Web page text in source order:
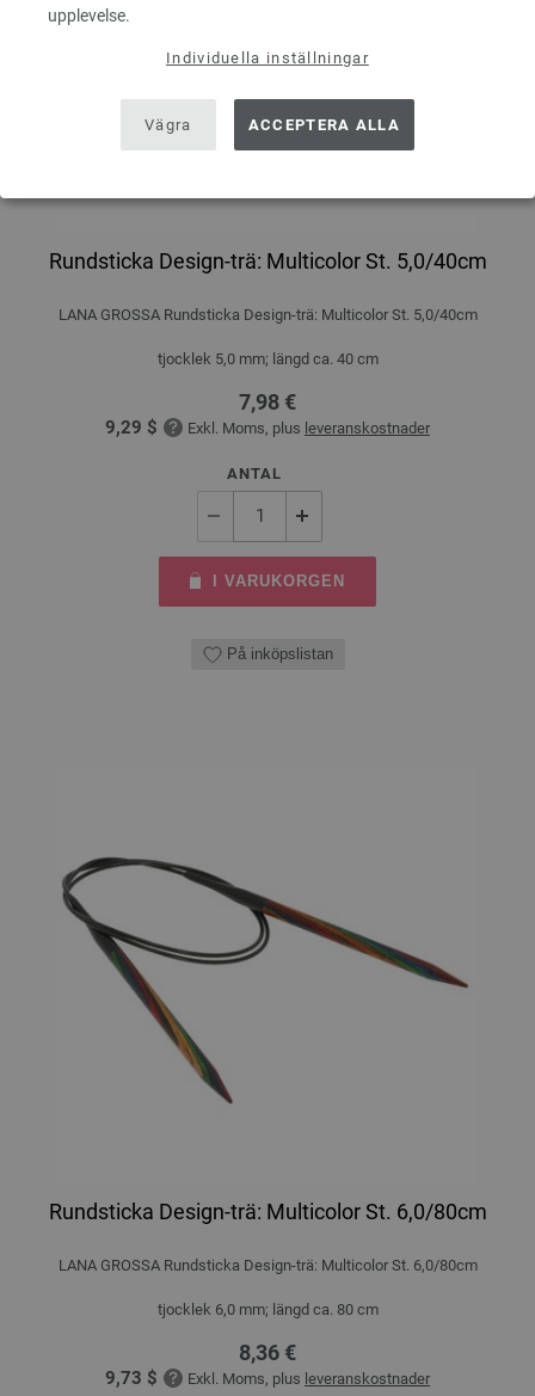
upplevelse.
Individuella inställningar
Vägra ACCEPTERA ALLA
Rundsticka Design-trä: Multicolor St. 5,0/40cm
LANA GROSSA Rundsticka Design-trä: Multicolor St. 5,0/40cm
tjocklek 5,0 mm; längd ca. 40 cm
7,98 €
9,29 $ Exkl. Moms, plus leveranskostnader
ANTAL
I VARUKORGEN
På inköpslistan
Rundsticka Design-trä: Multicolor St. 6,0/80cm
LANA GROSSA Rundsticka Design-trä: Multicolor St. 6,0/80cm
tjocklek 6,0 mm; längd ca. 80 cm
8,36 €
9,73 $ Exkl. Moms, plus leveranskostnader